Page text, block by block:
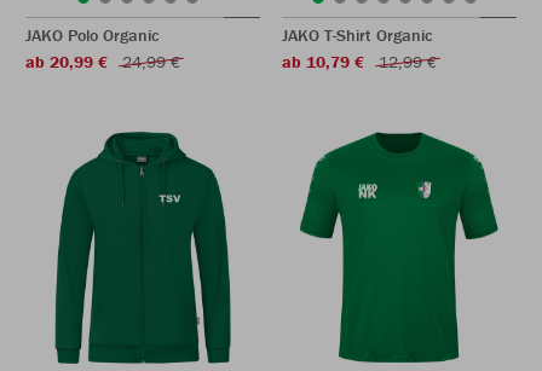
JAKO Polo Organic
ab 20,99 €
24,99 €
JAKO T-Shirt Organic
ab 10,79 €
12,99 €